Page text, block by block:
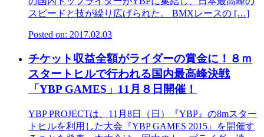
スピードと技が繰り広げられた。 BMXレースの […]
Posted on: 2017.02.03
チケット収益全額がライダーの賞金に！８ｍ
スタートヒルで行われる国内最高峰決戦
「YBP GAMES」11月８日開催！
YBP PROJECTは、11月8日（日）『YBP』の8mスター
トヒルを利用した大会『YBP GAMES 2015』を開催す